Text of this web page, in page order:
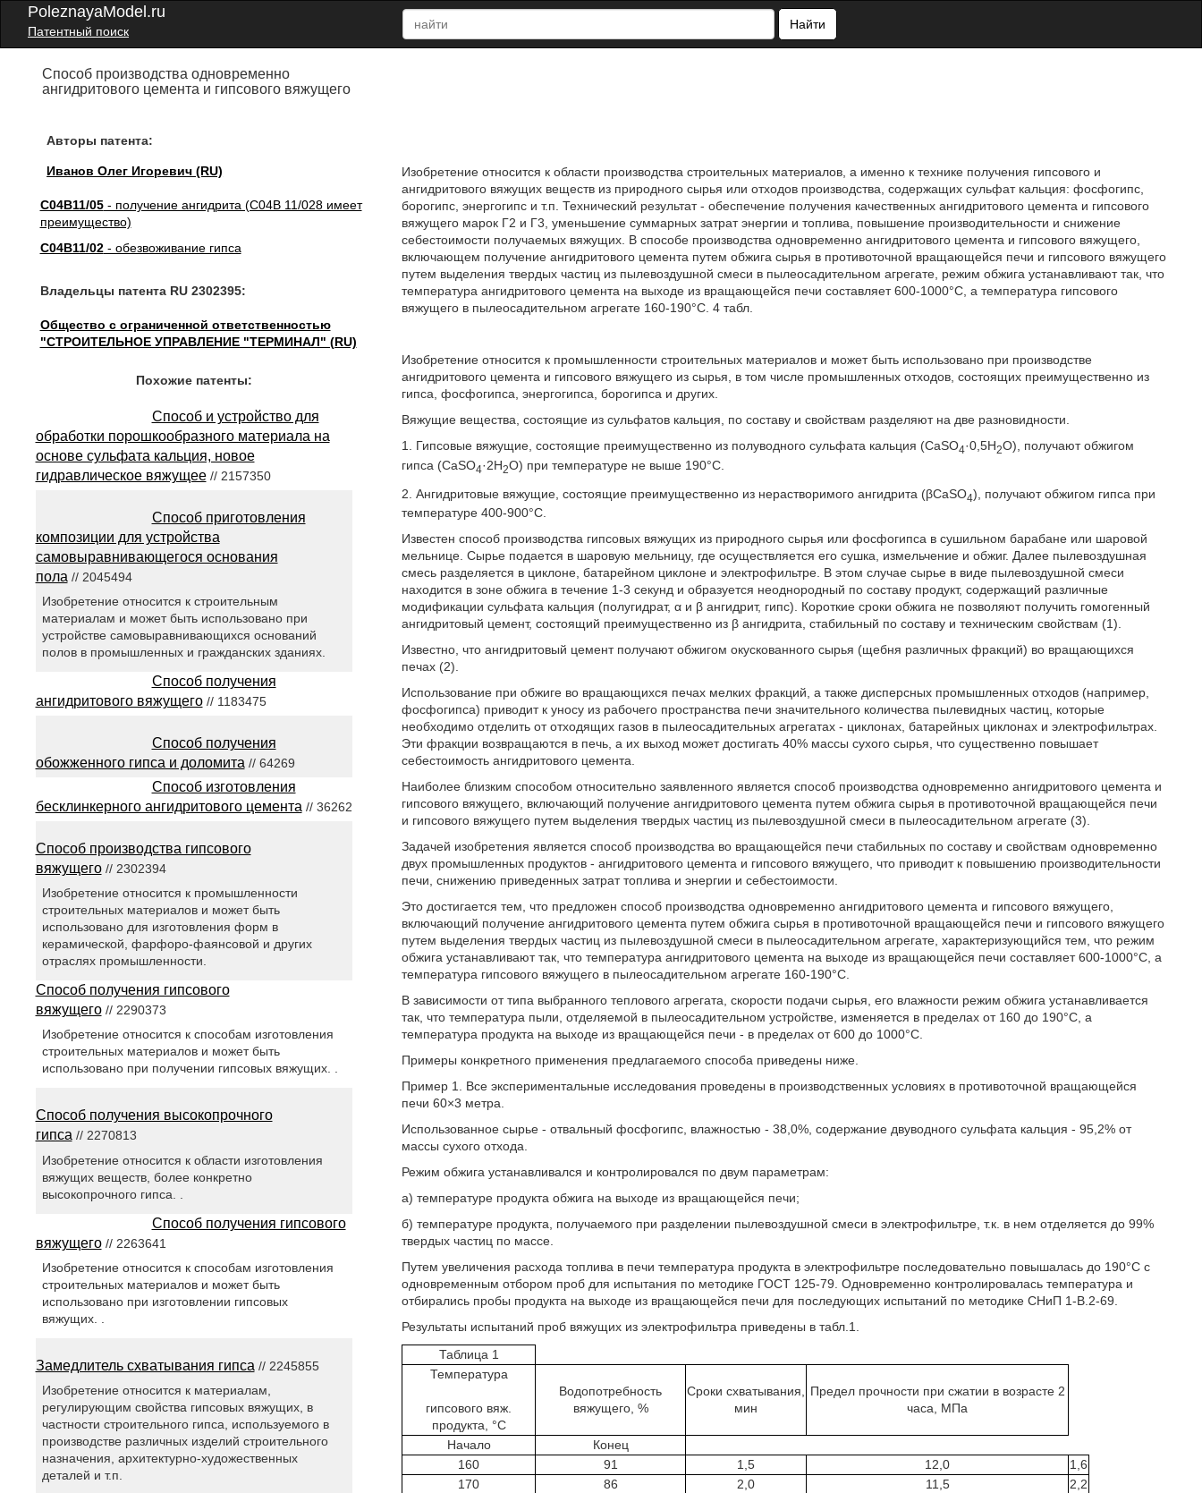
PoleznayaModel.ru
Патентный поиск
Найти
Способ производства одновременно
ангидритового цемента и гипсового вяжущего
Авторы патента:
Иванов Олег Игоревич (RU)
C04B11/05- получение ангидрита (C04B 11/028 имеет
преимущество)
C04B11/02- обезвоживание гипса
Владельцы патента RU 2302395:
Общество с ограниченной ответственностью
"СТРОИТЕЛЬНОЕ УПРАВЛЕНИЕ "ТЕРМИНАЛ" (RU)
Изобретение относится к области производства строительных материалов, а именно к технике получения гипсового и
ангидритового вяжущих веществ из природного сырья или отходов производства, содержащих сульфат кальция: фосфогипс,
борогипс, энергогипс и т.п. Технический результат - обеспечение получения качественных ангидритового цемента и гипсового
вяжущего марок Г2 и Г3, уменьшение суммарных затрат энергии и топлива, повышение производительности и снижение
себестоимости получаемых вяжущих. В способе производства одновременно ангидритового цемента и гипсового вяжущего,
включающем получение ангидритового цемента путем обжига сырья в противоточной вращающейся печи и гипсового вяжущего
путем выделения твердых частиц из пылевоздушной смеси в пылеосадительном агрегате, режим обжига устанавливают так, что
температура ангидритового цемента на выходе из вращающейся печи составляет 600-1000°С, а температура гипсового
вяжущего в пылеосадительном агрегате 160-190°С. 4 табл.
Изобретение относится к промышленности строительных материалов и может быть использовано при производстве
ангидритового цемента и гипсового вяжущего из сырья, в том числе промышленных отходов, состоящих преимущественно из
гипса, фосфогипса, энергогипса, борогипса и других.
Вяжущие вещества, состоящие из сульфатов кальция, по составу и свойствам разделяют на две разновидности.
1. Гипсовые вяжущие, состоящие преимущественно из полуводного сульфата кальция (CaSO4·0,5H2O), получают обжигом
гипса (CaSO4·2H2O) при температуре не выше 190°С.
2. Ангидритовые вяжущие, состоящие преимущественно из нерастворимого ангидрита (βCaSO4), получают обжигом гипса при
температуре 400-900°С.
Известен способ производства гипсовых вяжущих из природного сырья или фосфогипса в сушильном барабане или шаровой
мельнице. Сырье подается в шаровую мельницу, где осуществляется его сушка, измельчение и обжиг. Далее пылевоздушная
смесь разделяется в циклоне, батарейном циклоне и электрофильтре. В этом случае сырье в виде пылевоздушной смеси
находится в зоне обжига в течение 1-3 секунд и образуется неоднородный по составу продукт, содержащий различные
модификации сульфата кальция (полугидрат, α и β ангидрит, гипс). Короткие сроки обжига не позволяют получить гомогенный
ангидритовый цемент, состоящий преимущественно из β ангидрита, стабильный по составу и техническим свойствам (1).
Известно, что ангидритовый цемент получают обжигом окускованного сырья (щебня различных фракций) во вращающихся
печах (2).
Использование при обжиге во вращающихся печах мелких фракций, а также дисперсных промышленных отходов (например,
фосфогипса) приводит к уносу из рабочего пространства печи значительного количества пылевидных частиц, которые
необходимо отделить от отходящих газов в пылеосадительных агрегатах - циклонах, батарейных циклонах и электрофильтрах.
Эти фракции возвращаются в печь, а их выход может достигать 40% массы сухого сырья, что существенно повышает
себестоимость ангидритового цемента.
Наиболее близким способом относительно заявленного является способ производства одновременно ангидритового цемента и
гипсового вяжущего, включающий получение ангидритового цемента путем обжига сырья в противоточной вращающейся печи
и гипсового вяжущего путем выделения твердых частиц из пылевоздушной смеси в пылеосадительном агрегате (3).
Задачей изобретения является способ производства во вращающейся печи стабильных по составу и свойствам одновременно
двух промышленных продуктов - ангидритового цемента и гипсового вяжущего, что приводит к повышению производительности
печи, снижению приведенных затрат топлива и энергии и себестоимости.
Это достигается тем, что предложен способ производства одновременно ангидритового цемента и гипсового вяжущего,
включающий получение ангидритового цемента путем обжига сырья в противоточной вращающейся печи и гипсового вяжущего
путем выделения твердых частиц из пылевоздушной смеси в пылеосадительном агрегате, характеризующийся тем, что режим
обжига устанавливают так, что температура ангидритового цемента на выходе из вращающейся печи составляет 600-1000°С, а
температура гипсового вяжущего в пылеосадительном агрегате 160-190°С.
В зависимости от типа выбранного теплового агрегата, скорости подачи сырья, его влажности режим обжига устанавливается
так, что температура пыли, отделяемой в пылеосадительном устройстве, изменяется в пределах от 160 до 190°С, а
температура продукта на выходе из вращающейся печи - в пределах от 600 до 1000°С.
Примеры конкретного применения предлагаемого способа приведены ниже.
Пример 1. Все экспериментальные исследования проведены в производственных условиях в противоточной вращающейся
печи 60×3 метра.
Использованное сырье - отвальный фосфогипс, влажностью - 38,0%, содержание двуводного сульфата кальция - 95,2% от
массы сухого отхода.
Режим обжига устанавливался и контролировался по двум параметрам:
а) температуре продукта обжига на выходе из вращающейся печи;
б) температуре продукта, получаемого при разделении пылевоздушной смеси в электрофильтре, т.к. в нем отделяется до 99%
твердых частиц по массе.
Путем увеличения расхода топлива в печи температура продукта в электрофильтре последовательно повышалась до 190°С с
одновременным отбором проб для испытания по методике ГОСТ 125-79. Одновременно контролировалась температура и
отбирались пробы продукта на выходе из вращающейся печи для последующих испытаний по методике СНиП 1-В.2-69.
Результаты испытаний проб вяжущих из электрофильтра приведены в табл.1.
Таблица 1
Температура
гипсового вяж.
продукта, °С
Водопотребность
вяжущего, %
Сроки схватывания,
мин
Предел прочности при сжатии в возрасте 2
часа, МПа
Начало
Конец
160
91 1,5 12,0
1,6
170
86 2,0 11,5
2,2
Похожие патенты:
Способ и устройство для
обработки порошкообразного материала на
основе сульфата кальция, новое
гидравлическое вяжущее// 2157350
Способ приготовления
композиции для устройства
самовыравнивающегося основания
пола // 2045494
Изобретение относится к строительным
материалам и может быть использовано при
устройстве самовыравнивающихся оснований
полов в промышленных и гражданских зданиях.
Способ получения
ангидритового вяжущего// 1183475
Способ получения
обожженного гипса и доломита // 64269
Способ изготовления
бесклинкерного ангидритового цемента // 36262
Способ производства гипсового
вяжущего// 2302394
Изобретение относится к промышленности
строительных материалов и может быть
использовано для изготовления форм в
керамической, фарфоро-фаянсовой и других
отраслях промышленности.
Способ получения гипсового
вяжущего// 2290373
Изобретение относится к способам изготовления
строительных материалов и может быть
использовано при получении гипсовых вяжущих. .
Способ получения высокопрочного
гипса// 2270813
Изобретение относится к области изготовления
вяжущих веществ, более конкретно
высокопрочного гипса. .
Способ получения гипсового
вяжущего// 2263641
Изобретение относится к способам изготовления
строительных материалов и может быть
использовано при изготовлении гипсовых
вяжущих. .
Замедлитель схватывания гипса // 2245855
Изобретение относится к материалам,
регулирующим свойства гипсовых вяжущих, в
частности строительного гипса, используемого в
производстве различных изделий строительного
назначения, архитектурно-художественных
деталей и т.п.